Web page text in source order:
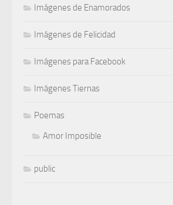
Imágenes de Enamorados
Imágenes de Felicidad
Imágenes para Facebook
Imágenes Tiernas
Poemas
Amor Imposible
public